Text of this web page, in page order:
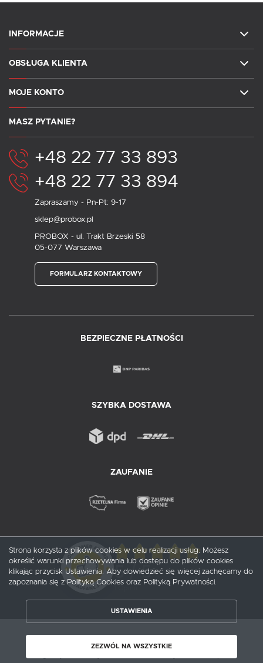
INFORMACJE
OBSŁUGA KLIENTA
MOJE KONTO
MASZ PYTANIE?
+48 22 77 33 893
+48 22 77 33 894
Zapraszamy - Pn-Pt: 9-17
sklep@probox.pl
PROBOX - ul. Trakt Brzeski 58
05-077 Warszawa
FORMULARZ KONTAKTOWY
BEZPIECZNE PŁATNOŚCI
SZYBKA DOSTAWA
ZAUFANIE
5/ 5
Copyright by probox.pl
Strona korzysta z plików cookies w celu realizacji usług. Możesz
określić warunki przechowywania lub dostępu do plików cookies
klikając przycisk Ustawienia. Aby dowiedzieć się więcej zachęcamy do
zapoznania się z Polityką Cookies oraz Polityką Prywatności.
USTAWIENIA
ZEZWÓL NA WSZYSTKIE
ZAPISZ WYBRANE